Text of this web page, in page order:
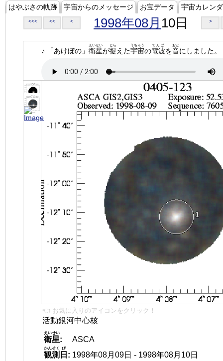
はやぶさの軌跡 宇宙からのメッセージ お宝データ 宇宙カレン
<<< << < 1998年08月 10日 >
♪ 「あけぼの」 衛星
えいせい
が捉
とら
えた宇宙
うちゅう
の電波
でんぱ
を音
おと
にしました。
👈 お気に入りのアイコンをクリック！
活動銀河中心核
衛星
えいせい
:
ASCA
観測
かんそく
日
び
: 1998年08月09日 - 1998年08月10日